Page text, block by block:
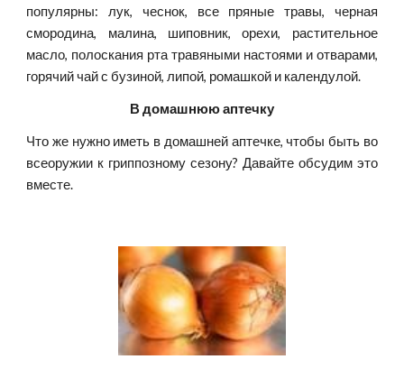
популярны: лук, чеснок, все пряные травы, черная
смородина, малина, шиповник, орехи, растительное
масло, полоскания рта травяными настоями и отварами,
горячий чай с бузиной, липой, ромашкой и календулой.
В домашнюю аптечку
Что же нужно иметь в домашней аптечке, чтобы быть во
всеоружии к гриппозному сезону? Давайте обсудим это
вместе.